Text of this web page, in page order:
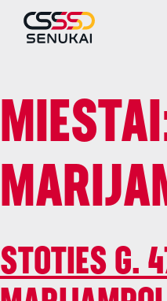
STOTIES G.